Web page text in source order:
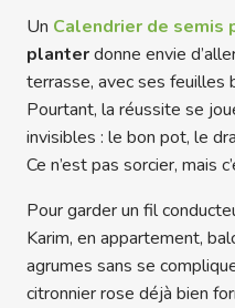
Un Calendrier de semis
planterdonne envie
terrasse, avec ses feuilles
Pourtant, la réussite se
invisibles : le bon pot, le
Ce n’est pas sorcier, mais
Pour garder un fil
Karim, en appartement,
agrumes sans se
citronnier rose déjà bien